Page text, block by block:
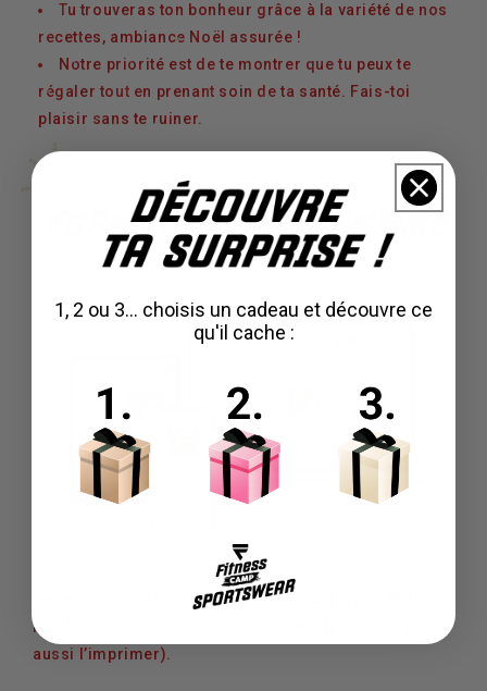
Tu trouveras ton bonheur grâce à la variété de nos
recettes, ambiance Noël assurée !
Notre priorité est de te montrer que tu peux te
régaler tout en prenant soin de ta santé. Fais-toi
plaisir sans te ruiner.
FORMAT DU PROGRAMME
Ce guide de nutrition est un e-book au format PDF
lisible sur ordinateur, tablette et smartphone (tu peux
aussi l’imprimer).
1, 2 ou 3... choisis un cadeau et découvre ce
qu'il cache :